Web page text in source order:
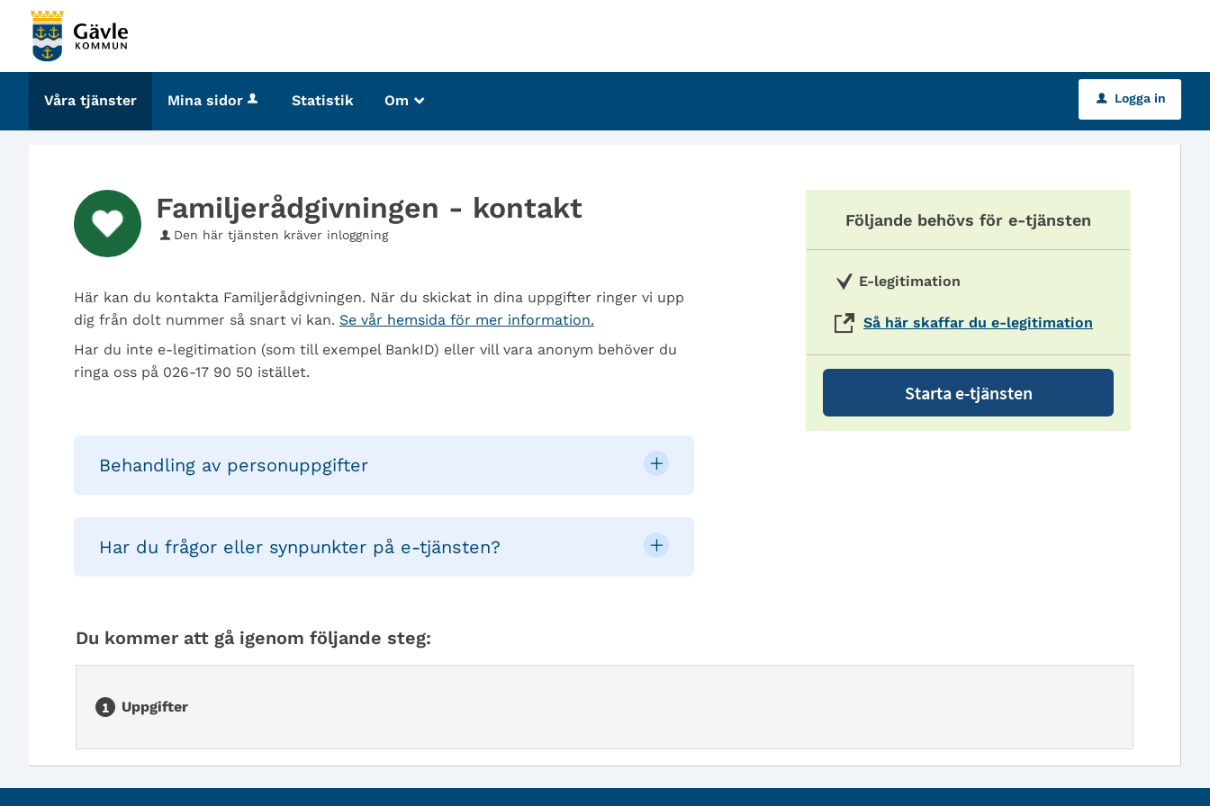
Välkommen
tjänster
Gävle
kommun
Våra tjänster Mina sidor Statistik Om _ u Logga in
Familjerådgivningen - kontakt
Den här tjänsten kräver inloggning
Här kan du kontakta Familjerådgivningen. När du skickat in dina uppgifter ringer vi upp
dig från dolt nummer så snart vi kan. Se vår hemsida för mer information.
Har du inte e-legitimation (som till exempel BankID) eller vill vara anonym behöver du
ringa oss på 026-17 90 50 istället.
Behandling av personuppgifter
Har du frågor eller synpunkter på e-tjänsten?
Följande behövs för e-tjänsten
E-legitimation
Så här skaffar du e-legitimation
Starta e-tjänsten
Du kommer att gå igenom följande steg:
Uppgifter